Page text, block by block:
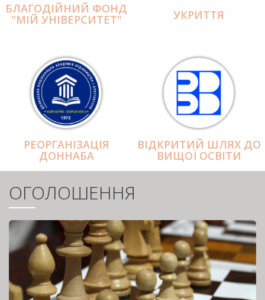
БЛАГОДІЙНИЙ ФОНД
"МІЙ УНІВЕРСИТЕТ" УКРИТТЯ
РЕОРГАНІЗАЦІЯ
ДОННАБА
ВІДКРИТИЙ ШЛЯХ ДО
ВИЩОЇ ОСВІТИ
ОГОЛОШЕННЯ